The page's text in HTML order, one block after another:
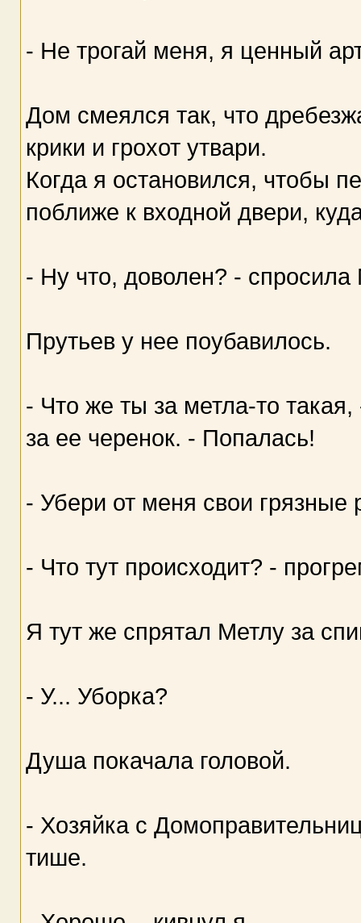
- Не трогай меня, я ценный
Дом смеялся так, что
крики и грохот утвари.
Когда я остановился, чтобы
поближе к входной двери,
- Ну что, доволен? - спросила
Прутьев у нее поубавилось.
- Что же ты за метла-то
за ее черенок. - Попалась!
- Убери от меня свои грязные
- Что тут происходит? -
Я тут же спрятал Метлу за
- У... Уборка?
Душа покачала головой.
- Хозяйка с
тише.